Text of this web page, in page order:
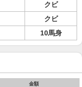
クビ
クビ
10馬身
金額